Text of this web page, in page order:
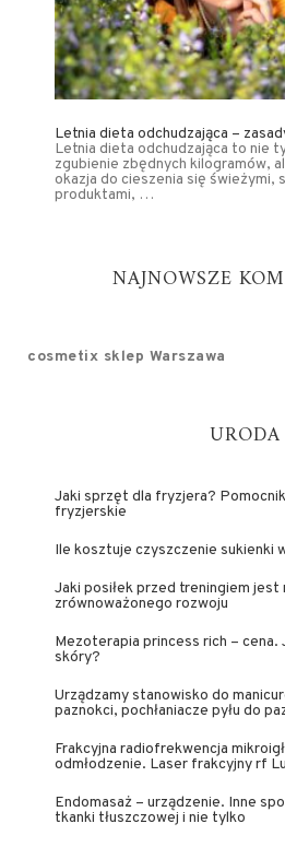
Letnia dieta odchudzająca –
Letnia dieta odchudzająca to nie
zgubienie zbędnych kilogramów,
okazja do cieszenia się świeżymi,
produktami, …
NAJNOWSZE
cosmetix sklep Warszawa
URODA
Jaki sprzęt dla fryzjera?
fryzjerskie
Ile kosztuje czyszczenie sukienki
Jaki posiłek przed treningiem jest
zrównoważonego rozwoju
Mezoterapia princess rich – cena.
skóry?
Urządzamy stanowisko do
paznokci, pochłaniacze pyłu do
Frakcyjna radiofrekwencja
odmłodzenie. Laser frakcyjny rf
Endomasaż – urządzenie. Inne
tkanki tłuszczowej i nie tylko